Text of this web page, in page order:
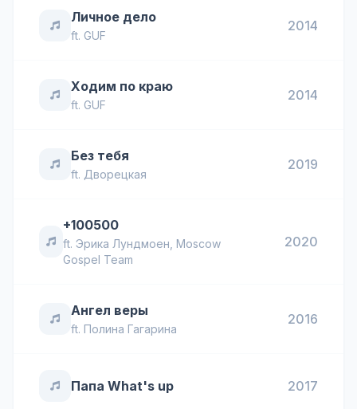
Личное дело
ft. GUF
2014
Ходим по краю
ft. GUF
2014
Без тебя
ft. Дворецкая
2019
+100500
ft. Эрика Лундмоен Moscow
Gospel Team
2020
Ангел веры
ft. Полина Гагарина
2016
Папа What's up 2017